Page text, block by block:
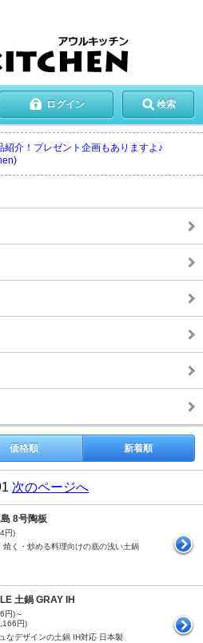
ログイン 検索
紹介！プレゼント企画もありますよ♪
価格順 新着順
次のページへ
8号陶板
円)
焼く・炒める料理向けの底の浅い土鍋
土鍋 GRAY IH
円)～
円)
なデザインの土鍋 IH対応 日本製